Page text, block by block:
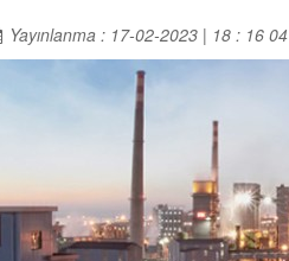
Yayınlanma : 17-02-2023 | 18 : 16 04